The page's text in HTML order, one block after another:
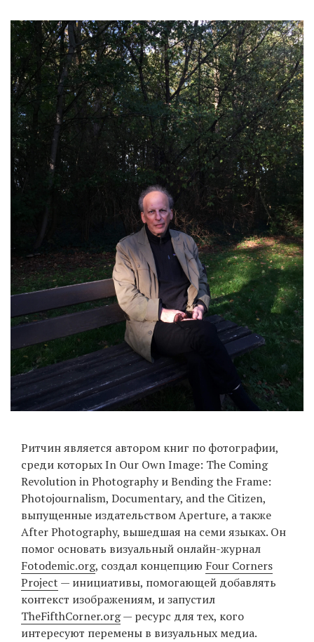
Ритчин является автором книг по фотографии,
среди которых In Our Own Image: The Coming
Revolution in Photography и Bending the Frame:
Photojournalism, Documentary, and the Citizen,
выпущенные издательством Aperture, а также
After Photography, вышедшая на семи языках. Он
помог основать визуальный онлайн-журнал
Fotodemic.org, создал концепцию Four Corners
Project — инициативы, помогающей добавлять
контекст изображениям, и запустил
TheFifthCorner.org— ресурс для тех, кого
интересуют перемены в визуальных медиа.